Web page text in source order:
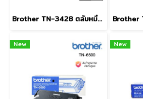
Brother TN-3428 ตลับหมึกโทนเนอร์
New New